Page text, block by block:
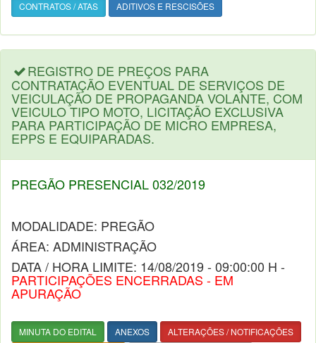
CONTRATOS / ATAS ADITIVOS E RESCISÕES
REGISTRO DE PREÇOS PARA
CONTRATAÇÃO EVENTUAL DE SERVIÇOS DE
VEICULAÇÃO DE PROPAGANDA VOLANTE, COM
VEICULO TIPO MOTO, LICITAÇÃO EXCLUSIVA
PARA PARTICIPAÇÃO DE MICRO EMPRESA,
EPPS E EQUIPARADAS.
PREGÃO PRESENCIAL 032/2019
MODALIDADE: PREGÃO
ÁREA: ADMINISTRAÇÃO
DATA / HORA LIMITE: 14/08/2019 - 09:00:00 H -
PARTICIPAÇÕES ENCERRADAS - EM
APURAÇÃO
MINUTA DO EDITAL ANEXOS
ALTERAÇÕES / NOTIFICAÇÕES